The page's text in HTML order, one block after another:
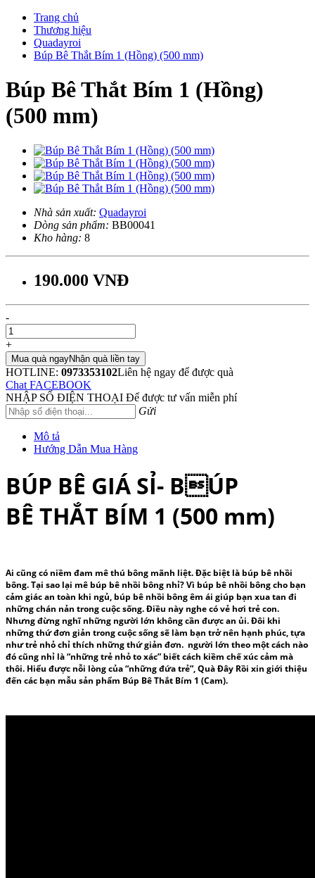
Trang chủ
Thương hiệu
Quadayroi
Búp Bê Thắt Bím 1 (Hồng) (500 mm)
Búp Bê Thắt Bím 1 (Hồng)
(500 mm)
Nhà sản xuất: Quadayroi
Dòng sản phẩm: BB00041
Kho hàng: 8
190.000 VNĐ
-
+
Mua quà ngayNhận quà liền tay
HOTLINE: 0973353102Liên hệ ngay để được quà
Chat FACEBOOK
NHẬP SỐ ĐIỆN THOẠI Để được tư vấn miễn phí
Gửi
Mô tả
Hướng Dẫn Mua Hàng
BÚP BÊ GIÁ SỈ- BÚP
BÊ THẮT BÍM 1 (500 mm)
Ai cũng có niềm đam mêthú bông mãnh liệt. Đặc biệt là búp bê nhồi
bông. Tại sao lại mê búp bê nhồi bông nhỉ? Vì búp bê nhồi bôngcho bạn
cảm giác an toàn khi ngủ, búp bê nhồi bôngêm ái giúp bạn xua tan đi
những chán nản trong cuộc sống. Điều này nghe có vẻ hơi trẻ con.
Nhưng đừng nghĩ những người lớn không cần được an ủi. Đôi khi
những thứ đơn giản trong cuộc sống sẽ làm bạn trở nên hạnh phúc, tựa
như trẻ nhỏ chỉ thích những thứ giản đơn. người lớn theo một cách nào
đó cũng nhỉ là “những trẻ nhỏ to xác” biết cách kiềm chế xúc cảm mà
thôi. Hiểu được nỗi lòng của “những đứa trẻ”, Quà Đây Rồi xin giới thiệu
đến các bạn mẫu sản phẩm Búp Bê Thắt Bím 1 (Cam).